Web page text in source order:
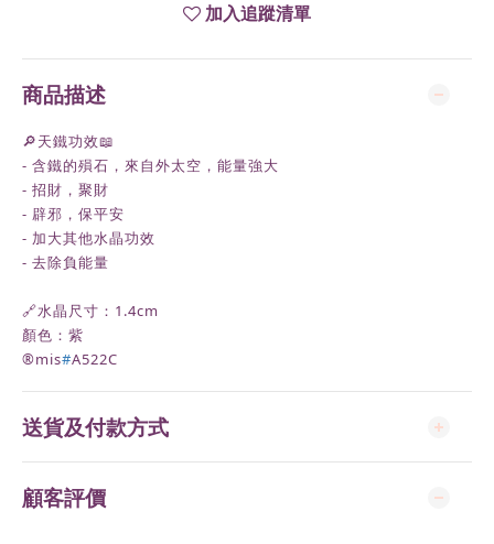
加入追蹤清單
商品描述
🔎天鐵功效📖
- 含鐵的殞石，來自外太空，能量強大
- 招財，聚財
- 辟邪，保平安
- 加大其他水晶功效
- 去除負能量
🔗水晶尺寸：1.4cm
顏色：紫
®️mis#A522C
送貨及付款方式
顧客評價